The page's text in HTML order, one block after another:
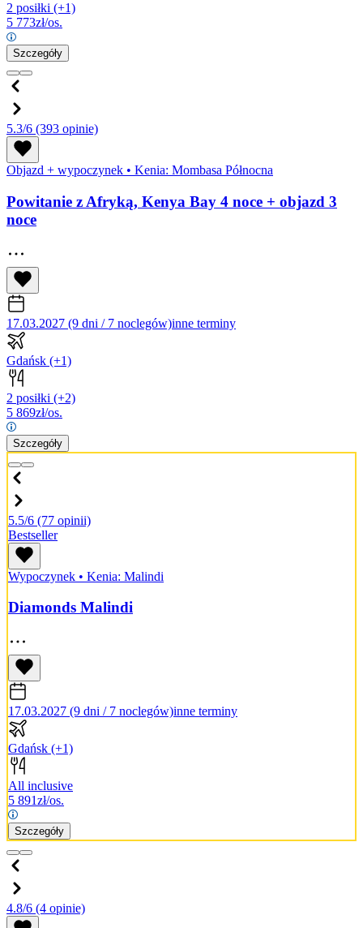
2 posiłki (+1)
5 773zł/os.
Szczegóły
5.3/6 (393 opinie)
Objazd + wypoczynek • Kenia: Mombasa Północna
Powitanie z Afryką, Kenya Bay 4 noce + objazd 3
noce
17.03.2027 (9 dni / 7 noclegów)inne terminy
Gdańsk (+1)
2 posiłki (+2)
5 869zł/os.
Szczegóły
5.5/6 (77 opinii)
Bestseller
Wypoczynek • Kenia: Malindi
Diamonds Malindi
17.03.2027 (9 dni / 7 noclegów)inne terminy
Gdańsk (+1)
All inclusive
5 891zł/os.
Szczegóły
4.8/6 (4 opinie)